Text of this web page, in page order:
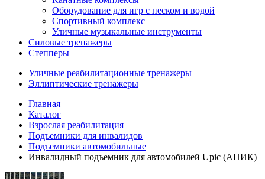
Оборудование для игр с песком и водой
Спортивный комплекс
Уличные музыкальные инструменты
Силовые тренажеры
Степперы
Уличные реабилитационные тренажеры
Эллиптические тренажеры
Главная
Каталог
Взрослая реабилитация
Подъемники для инвалидов
Подъемники автомобильные
Инвалидный подъемник для автомобилей Upic (АПИК)